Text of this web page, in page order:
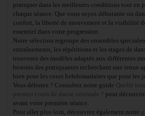
pratiquer dans les meilleures conditions tout en
chaque séance. Que vous soyez débutante ou
confort, la liberté de mouvement et la visibilité
essentiel dans votre progression.
Notre sélection regroupe des ensembles
entraînements, les répétitions et les stages de
trouverez des modèles adaptés aux différentes
besoins des pratiquantes recherchant une tenue
bien pour les cours hebdomadaires que pour les
Vous débutez ? Consultez notre guide Quelle
premier cours de danse orientale ? pour
avant votre première séance.
Pour aller plus loin, découvrez également notre